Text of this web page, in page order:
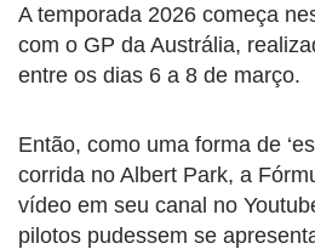
A temporada 2026 começa
com o GP da Austrália,
entre os dias 6 a 8 de março.
Então, como uma forma de
corrida no Albert Park, a
vídeo em seu canal no
pilotos pudessem se